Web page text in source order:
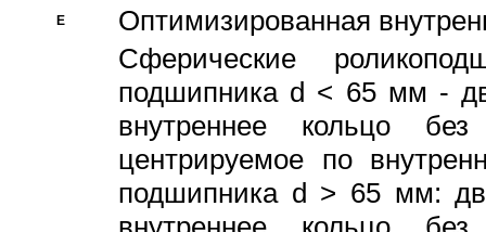
E
Оптимизированная
Сферические
подшипника d < 65 мм -
внутреннее кольцо
центрируемое по
подшипника d > 65 мм: